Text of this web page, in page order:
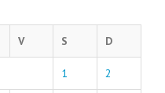
V S D
1 2